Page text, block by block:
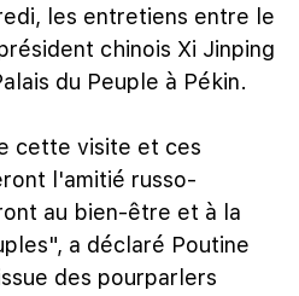
les entretiens entre le
chinois Xi Jinping
du Peuple à Pékin.
cette visite et ces
l'amitié russo-
au bien-être et à la
a déclaré Poutine
des pourparlers